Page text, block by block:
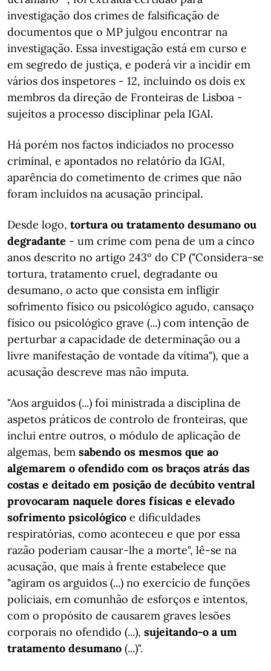
investigação dos crimes de falsificação de
documentos que o MP julgou encontrar na
investigação. Essa investigação está em curso e
em segredo de justiça, e poderá vir a incidir em
vários dos inspetores - 12, incluindo os dois ex
membros da direção de Fronteiras de Lisboa -
sujeitos a processo disciplinar pela IGAI.
Há porém nos factos indiciados no processo
criminal, e apontados no relatório da IGAI,
aparência do cometimento de crimes que não
foram incluídos na acusação principal.
Desde logo, tortura ou tratamento desumano ou
degradante - um crime com pena de um a cinco
anos descrito no artigo 243º do CP ("Considera-se
tortura, tratamento cruel, degradante ou
desumano, o acto que consista em infligir
sofrimento físico ou psicológico agudo, cansaço
físico ou psicológico grave (...) com intenção de
perturbar a capacidade de determinação ou a
livre manifestação de vontade da vítima"), que a
acusação descreve mas não imputa.
"Aos arguidos (...) foi ministrada a disciplina de
aspetos práticos de controlo de fronteiras, que
inclui entre outros, o módulo de aplicação de
algemas, bem sabendo os mesmos que ao
algemarem o ofendido com os braços atrás das
costas e deitado em posição de decúbito ventral
provocaram naquele dores físicas e elevado
sofrimento psicológico e dificuldades
respiratórias, como aconteceu e que por essa
razão poderiam causar-lhe a morte", lê-se na
acusação, que mais à frente estabelece que
"agiram os arguidos (...) no exercício de funções
policiais, em comunhão de esforços e intentos,
com o propósito de causarem graves lesões
corporais no ofendido (...), sujeitando-o a um
tratamento desumano (...)".